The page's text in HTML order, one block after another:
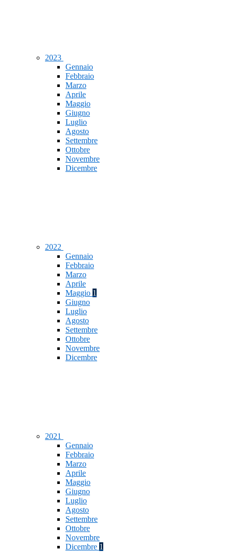
2023
Gennaio
Febbraio
Marzo
Aprile
Maggio
Giugno
Luglio
Agosto
Settembre
Ottobre
Novembre
Dicembre
2022
Gennaio
Febbraio
Marzo
Aprile
Maggio 1
Giugno
Luglio
Agosto
Settembre
Ottobre
Novembre
Dicembre
2021
Gennaio
Febbraio
Marzo
Aprile
Maggio
Giugno
Luglio
Agosto
Settembre
Ottobre
Novembre
Dicembre 1